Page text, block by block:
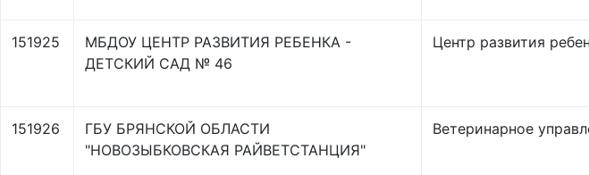
151925
МБДОУ ЦЕНТР РАЗВИТИЯ РЕБЕНКА -
ДЕТСКИЙ САД № 46
Центр развития
151926
ГБУ БРЯНСКОЙ ОБЛАСТИ
"НОВОЗЫБКОВСКАЯ РАЙВЕТСТАНЦИЯ"
Ветеринарное